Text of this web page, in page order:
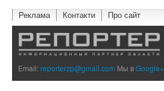
Реклама Контакти Про сайт
Email:reporterzp@gmail.com Мы вGoogle+